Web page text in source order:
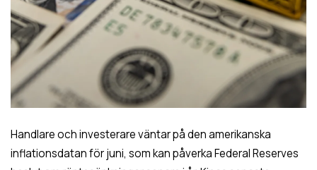
Handlare och investerare väntar på den amerikanska
inflationsdatan för juni, som kan påverka Federal Reserves